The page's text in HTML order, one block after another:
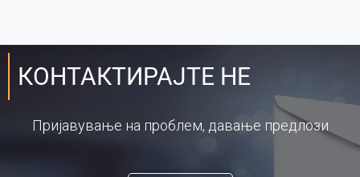
КОНТАКТИРАЈТЕ НЕ
Пријавување на проблем, давање предлози